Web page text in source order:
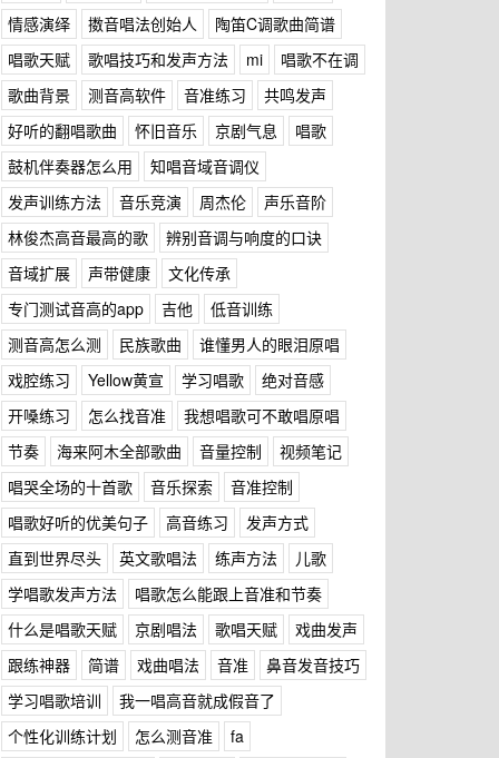
情感演绎
擞音唱法创始人
陶笛C调歌曲简谱
唱歌天赋
歌唱技巧和发声方法 mi
唱歌不在调
歌曲背景
测音高软件 音准练习
共鸣发声
好听的翻唱歌曲
怀旧音乐 京剧气息
唱歌
鼓机伴奏器怎么用
知唱音域音调仪
发声训练方法
音乐竞演 周杰伦
声乐音阶
林俊杰高音最高的歌
辨别音调与响度的口诀
音域扩展
声带健康
文化传承
专门测试音高的app
吉他
低音训练
测音高怎么测
民族歌曲
谁懂男人的眼泪原唱
戏腔练习
Yellow黄宣 学习唱歌
绝对音感
开嗓练习
怎么找音准
我想唱歌可不敢唱原唱
节奏
海来阿木全部歌曲 音量控制
视频笔记
唱哭全场的十首歌
音乐探索
音准控制
唱歌好听的优美句子
高音练习
发声方式
直到世界尽头
英文歌唱法 练声方法
儿歌
学唱歌发声方法
唱歌怎么能跟上音准和节奏
什么是唱歌天赋
京剧唱法 歌唱天赋
戏曲发声
跟练神器
简谱 戏曲唱法 音准
鼻音发音技巧
学习唱歌培训
我一唱高音就成假音了
个性化训练计划
怎么测音准
fa